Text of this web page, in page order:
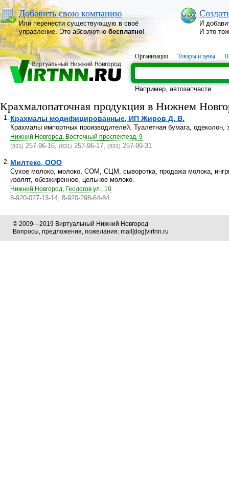
Добавить свою компанию
Или перенести существующую в своё
управление. Это абсолютнобесплатно!
И
И это
Организации Товары и цены
Например, автозапчасти
Крахмалопаточная продукция в Нижнем
1. Крахмалы модифицированные, ИП Жиров Д. В.
Крахмалы импортных производителей. Туалетная бумага, одеколон,
Нижний Новгород, Восточный проспектезд, 9
(831) 257-96-16, (831) 257-96-17, (831) 257-99-31
2. Милтекс, ООО
Сухое молоко, молоко, СОМ, СЦМ, сыворотка, продажа молока,
изолят, обезжиренное, цельное молоко.
Нижний Новгород, Геологов ул., 10
8-920-027-13-14, 8-920-298-64-84
© 2009—2019 Виртуальный Нижний Новгород
Вопросы, предложения, пожелания: mail[dog]virtnn.ru